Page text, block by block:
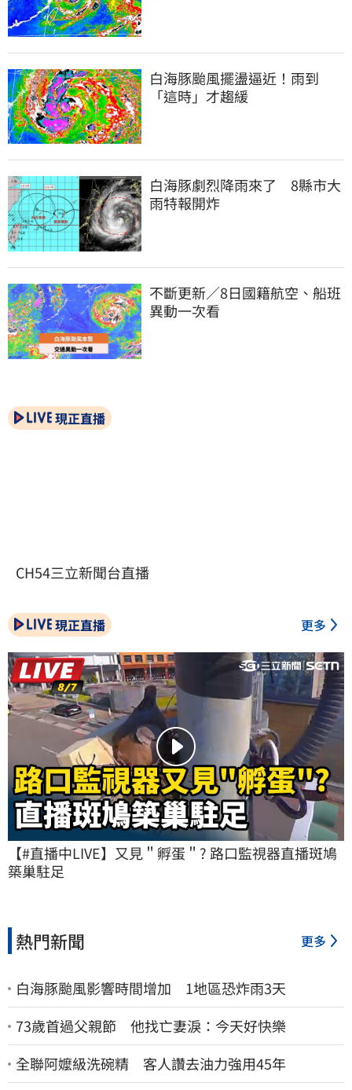
白海豚颱風擺盪逼近！雨到
「這時」才趨緩
白海豚劇烈降雨來了　8縣市大
雨特報開炸
不斷更新／8日國籍航空、船班
異動一次看
現正直播
CH54三立新聞台直播
現正直播 更多
【#直播中LIVE】又見＂孵蛋＂? 路口監視器直播斑鳩
築巢駐足
熱門新聞 更多
白海豚颱風影響時間增加 1地區恐炸雨3天
73歲首過父親節 他找亡妻淚：今天好快樂
全聯阿嬤級洗碗精 客人讚去油力強用45年